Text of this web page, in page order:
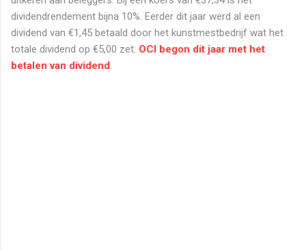
dividendrendement bijna 10%. Eerder dit jaar werd al een
dividend van €1,45 betaald door het kunstmestbedrijf wat het
totale dividend op €5,00 zet. OCI begon dit jaar met het
betalen van dividend.